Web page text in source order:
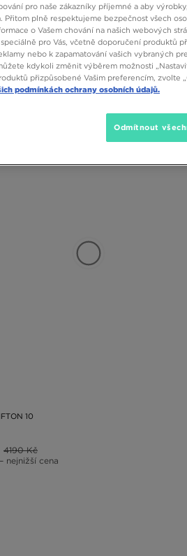
10
4190 Kč
– nejnižší cena
pro naše zákazníky příjemné a aby
plně respektujeme bezpečnost všech
o Vašem chování na našich webových
pro Vás, včetně doporučení produktů
nebo k zapamatování vašich vybraných
kdykoli změnit výběrem možnosti
přizpůsobené Vašim preferencím, zvolte
podmínkách ochrany osobních údajů.
Odmítnout